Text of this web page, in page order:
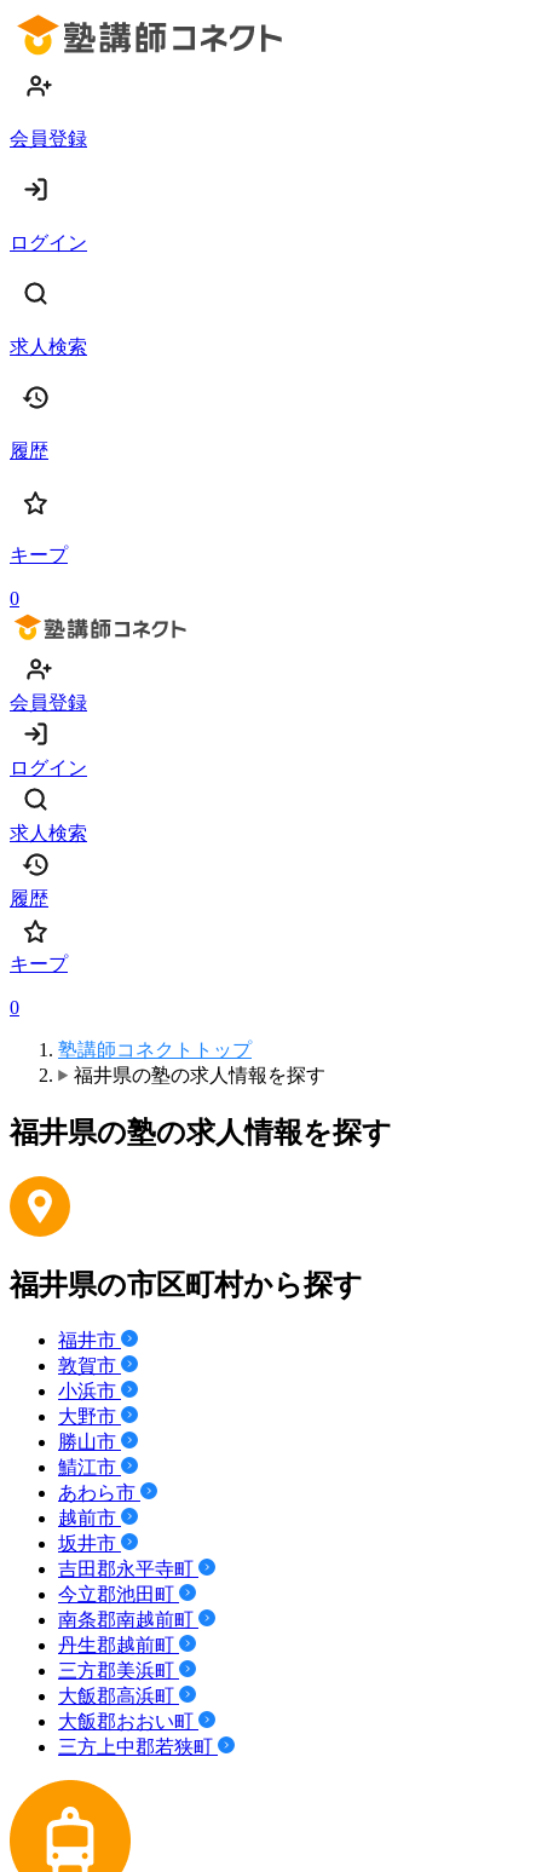
会員登録
ログイン
求人検索
履歴
キープ
0
会員登録
ログイン
求人検索
履歴
キープ
0
塾講師コネクトトップ
福井県の塾の求人情報を探す
福井県の塾の求人情報を探す
福井県の市区町村から探す
福井市
敦賀市
小浜市
大野市
勝山市
鯖江市
あわら市
越前市
坂井市
吉田郡永平寺町
今立郡池田町
南条郡南越前町
丹生郡越前町
三方郡美浜町
大飯郡高浜町
大飯郡おおい町
三方上中郡若狭町